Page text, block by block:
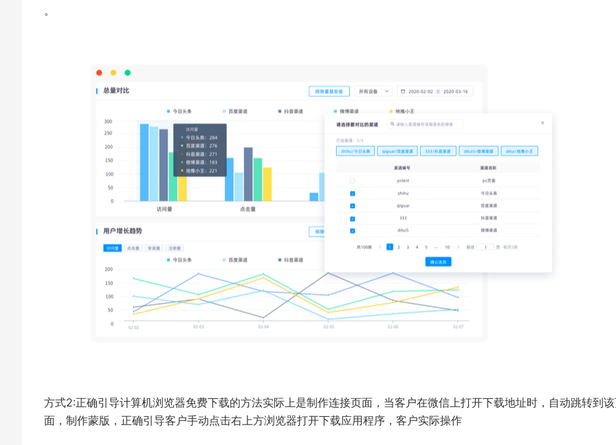
。
方式2:正确引导计算机浏览器免费下载的方法实际上是制作连接页面，当客户在微信上打开下载地址时，自动跳转到
面，制作蒙版，正确引导客户手动点击右上方浏览器打开下载应用程序，客户实际操作